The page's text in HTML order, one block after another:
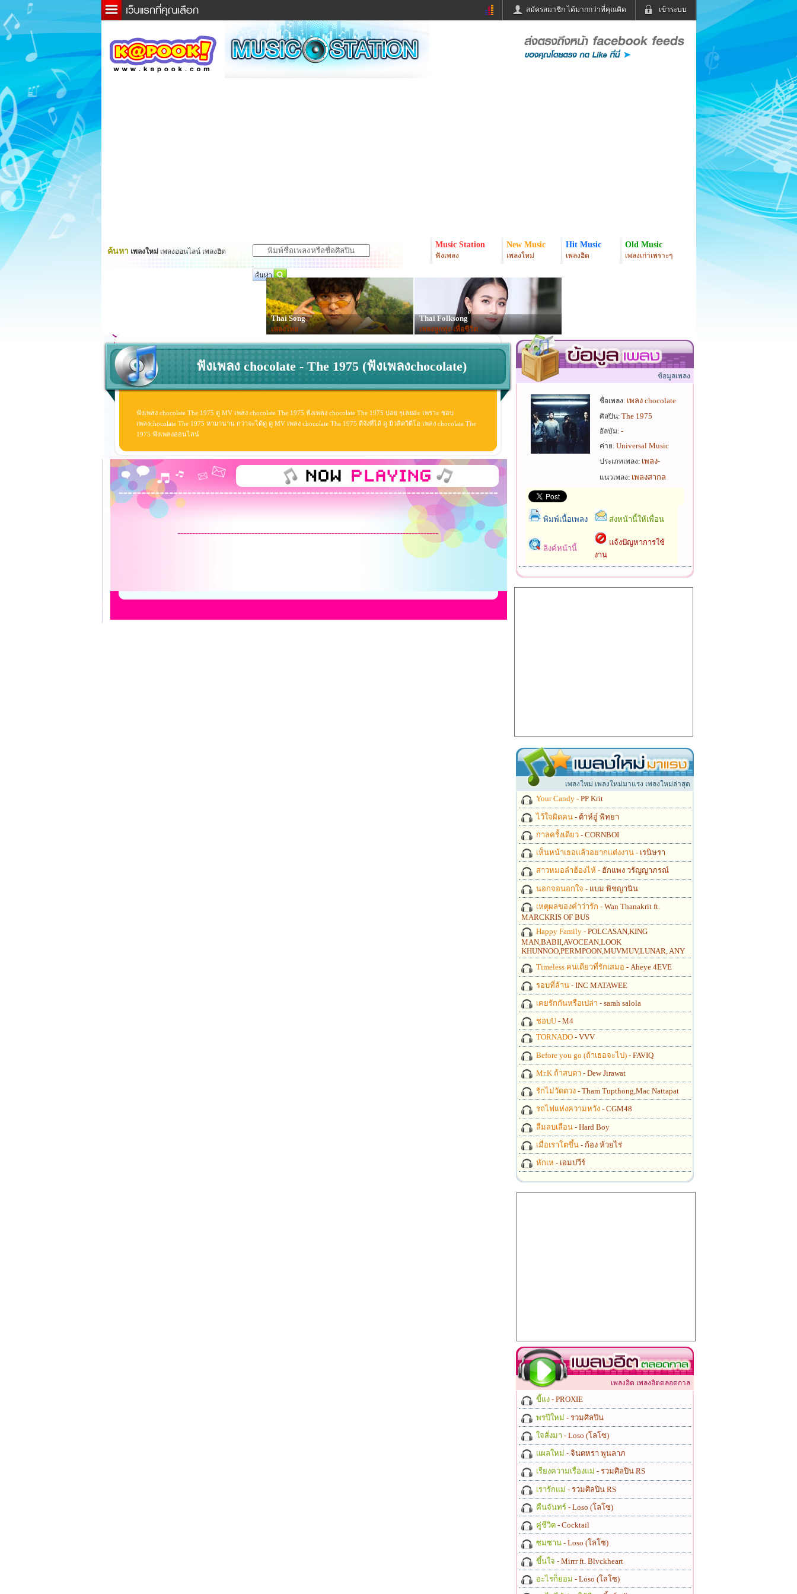
เข้าระบบ
สมัครสมาชิก ได้มากกว่าที่คุณคิด
ข่าวด่วน ข่าวสั้น
ละคร
หนังใหม่
ฟังวิทยุออนไลน์
หมากรุกไทย
Email
ค้นหา เพลงใหม่ เพลงออนไลน์ เพลงฮิต
Music Station
ฟังเพลง
New Music
เพลงใหม่
Hit Music
เพลงฮิต
Old Music
เพลงเก่าเพราะๆ
Thai Song
เพลงไทย
Thai Folksong
เพลงลูกทุ่ง-เพื่อชีวิต
ฟังเพลง chocolate - The 1975 (ฟังเพลงchocolate)
ฟังเพลง chocolate The 1975 ดู MV เพลง chocolate The 1975 ฟังเพลง chocolate The 1975 บ่อย ๆเลยอ่ะ เพราะ ชอบ
เพลงchocolate The 1975 หามานาน กว่าจะได้ดู ดู MV เพลง chocolate The 1975 ดีจังที่ได้ ดู มิวสิควิดีโอ เพลง chocolate The
1975 ฟังเพลงออนไลน์
----------------------------------------------------------------------------------------
ข้อมูลเพลง
ชื่อเพลง: เพลง chocolate
ศิลปิน: The 1975
อัลบัม: -
ค่าย: Universal Music
ประเภทเพลง: เพลง-
แนวเพลง: เพลงสากล
พิมพ์เนื้อเพลง ส่งหน้านี้ให้เพื่อน
ลิงค์หน้านี้
แจ้งปัญหาการใช้
งาน
เพลงใหม่ เพลงใหม่มาแรง เพลงใหม่ล่าสุด
Your Candy - PP Krit
ไว้ใจผิดคน - ต้าห์อู๋ พิทยา
กาลครั้งเดียว - CORNBOI
เห็นหน้าเธอแล้วอยากแต่งงาน - เรนิษรา
สาวหมอลำฮ้องไห้ - ฮักแพง วรัญญาภรณ์
นอกจอนอกใจ - แบม พิชญานิน
เหตุผลของคำว่ารัก - Wan Thanakrit ft.
MARCKRIS OF BUS
Happy Family - POLCASAN,KING
MAN,BABII,AVOCEAN,LOOK
KHUNNOO,PERMPOON,MUVMUV,LUNAR, ANY
Timeless คนเดียวที่รักเสมอ - Aheye 4EVE
รอบที่ล้าน - INC MATAWEE
เคยรักกันหรือเปล่า - sarah salola
ชอบU - M4
TORNADO - VVV
Before you go (ถ้าเธอจะไป) - FAVIQ
Mr.K ถ้าสบตา - Dew Jirawat
รักไม่วัดดวง - Tham Tupthong,Mac Nattapat
รถไฟแห่งความหวัง - CGM48
ลืมลบเลือน - Hard Boy
เมื่อเราโตขึ้น - ก้อง ห้วยไร่
หักเห - เอมปวีร์
เพลงฮิต เพลงฮิตตลอดกาล
ขี้แง - PROXIE
พรปีใหม่ - รวมศิลปิน
ใจสั่งมา - Loso (โลโซ)
แผลใหม่ - จินตหรา พูนลาภ
เรียงความเรื่องแม่ - รวมศิลปิน RS
เรารักแม่ - รวมศิลปิน RS
คืนจันทร์ - Loso (โลโซ)
คู่ชีวิต - Cocktail
ซมซาน - Loso (โลโซ)
ขึ้นใจ - Mirrr ft. Blvckheart
อะไรก็ยอม - Loso (โลโซ)